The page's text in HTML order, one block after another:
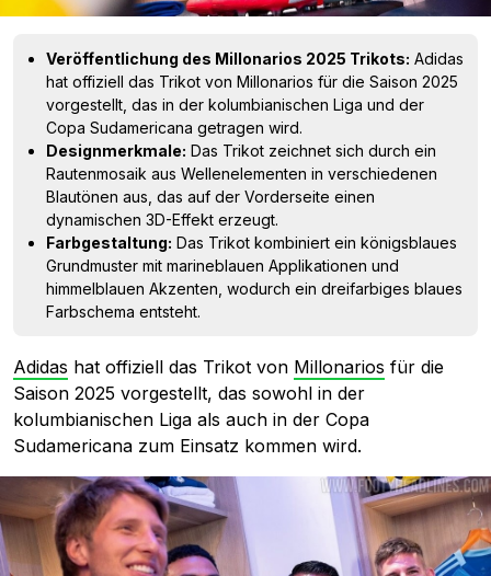
Veröffentlichung des Millonarios 2025 Trikots: Adidas
hat offiziell das Trikot von Millonarios für die Saison 2025
vorgestellt, das in der kolumbianischen Liga und der
Copa Sudamericana getragen wird.
Designmerkmale: Das Trikot zeichnet sich durch ein
Rautenmosaik aus Wellenelementen in verschiedenen
Blautönen aus, das auf der Vorderseite einen
dynamischen 3D-Effekt erzeugt.
Farbgestaltung: Das Trikot kombiniert ein königsblaues
Grundmuster mit marineblauen Applikationen und
himmelblauen Akzenten, wodurch ein dreifarbiges blaues
Farbschema entsteht.
Adidas hat offiziell das Trikot von Millonarios für die
Saison 2025 vorgestellt, das sowohl in der
kolumbianischen Liga als auch in der Copa
Sudamericana zum Einsatz kommen wird.